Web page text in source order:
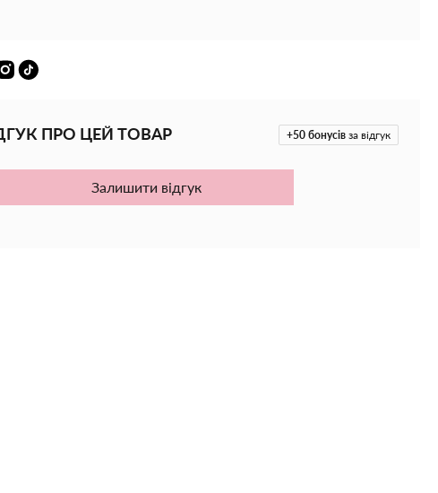
Має 5 насадок. ХАРАКТЕРИСТИКИ ▲ Комплектація:
3;
+50 бонусів за відгук
ПРО ЦЕЙ ТОВАР
Залишити відгук